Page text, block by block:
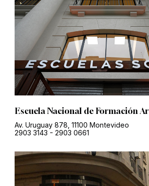
Escuela Nacional de Formación
Av. Uruguay 878, 11100 Montevideo
2903 3143 - 2903 0661